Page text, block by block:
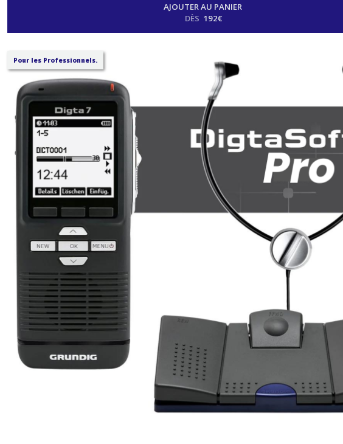
AJOUTER AU PANIER
DÈS 192€
Pour les Professionnels.